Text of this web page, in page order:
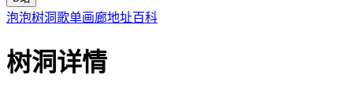
泡泡树洞歌单画廊地址百科
树洞详情